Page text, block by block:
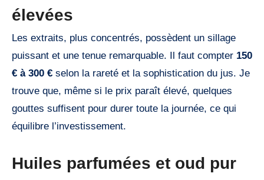
élevées
Les extraits, plus concentrés, possèdent un sillage
puissant et une tenue remarquable. Il faut compter 150
€ à 300 € selon la rareté et la sophistication du jus. Je
trouve que, même si le prix paraît élevé, quelques
gouttes suffisent pour durer toute la journée, ce qui
équilibre l’investissement.
Huiles parfumées et oud pur